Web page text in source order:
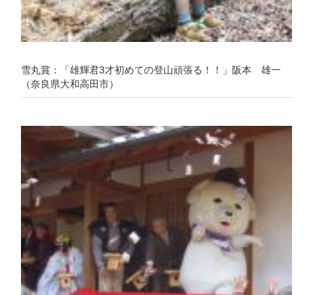
雪丸賞：「雄輝君3才初めての登山頑張る！！」阪本 雄一
（奈良県大和高田市）